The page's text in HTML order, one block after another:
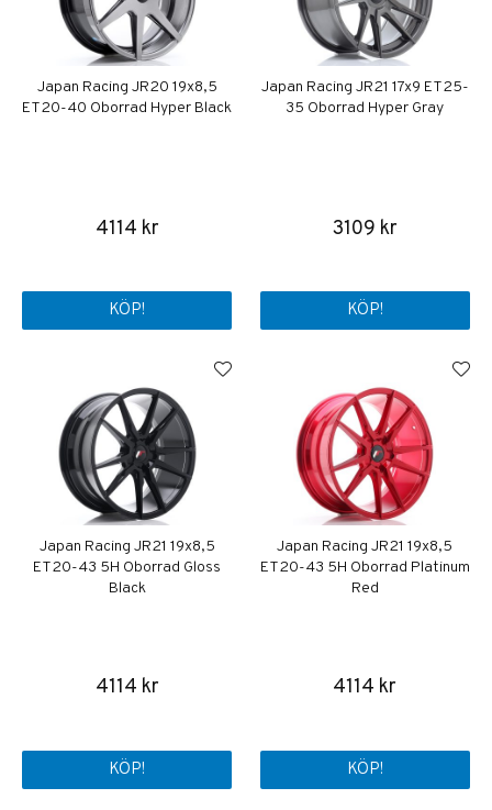
Japan Racing JR20 19x8,5
ET20-40 Oborrad Hyper Black
4114 kr
KÖP!
Japan Racing JR21 17x9 ET25-
35 Oborrad Hyper Gray
3109 kr
KÖP!
Japan Racing JR21 19x8,5
ET20-43 5H Oborrad Gloss
Black
4114 kr
KÖP!
Japan Racing JR21 19x8,5
ET20-43 5H Oborrad Platinum
Red
4114 kr
KÖP!